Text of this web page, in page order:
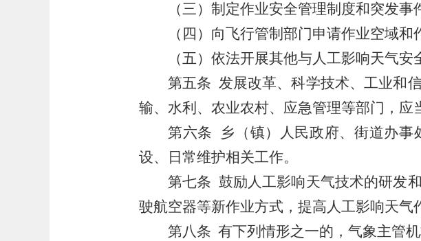
（三）制定作业安全管理制度和突发
（四）向飞行管制部门申请作业空域
（五）依法开展其他与人工影响天气
第五条 发展改革、科学技术、工业和
输、水利、农业农村、应急管理等部门，应
第六条
乡（镇）人民政府、街道办
设、日常维护相关工作。
第七条 鼓励人工影响天气技术的研发
驶航空器等新作业方式，提高人工影响天气
第八条 有下列情形之一的，气象主管